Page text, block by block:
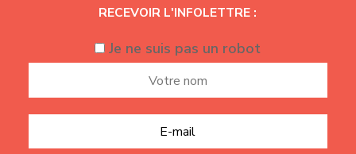
RECEVOIR L'INFOLETTRE :
Je ne suis pas un robot